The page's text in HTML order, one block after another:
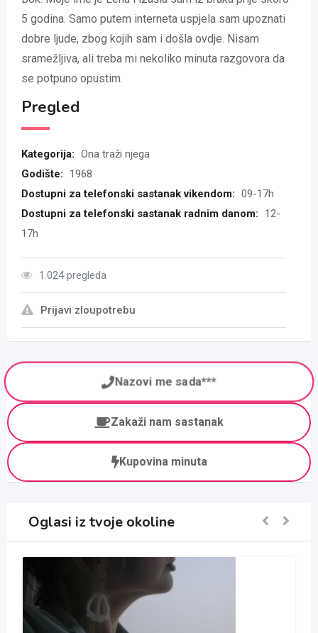
5 godina. Samo putem interneta uspjela sam upoznati
dobre ljude, zbog kojih sam i došla ovdje. Nisam
sramežljiva, ali treba mi nekoliko minuta razgovora da
se potpuno opustim.
Pregled
Kategorija: Ona traži njega
Godište:
1968
Dostupni za telefonski sastanak vikendom: 09-17h
Dostupni za telefonski sastanak radnim danom:
12-
17h
1.024 pregleda
Prijavi zloupotrebu
Nazovi me sada***
Zakaži nam sastanak
Kupovina minuta
Oglasi iz tvoje okoline